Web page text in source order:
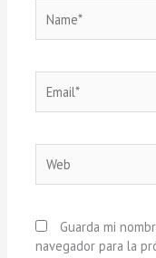
Guarda mi
navegador para la